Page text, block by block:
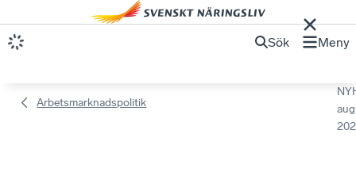
Sök Meny
Arbetsmarknadspolitik